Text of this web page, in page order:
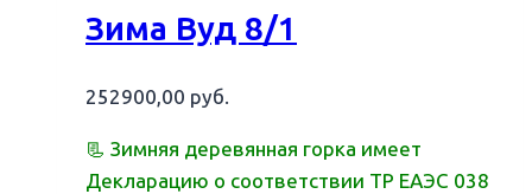
Зима Вуд 8/1
252900,00 руб.
📃 Зимняя деревянная горка имеет
Декларацию о соответствии ТР ЕАЭС 038